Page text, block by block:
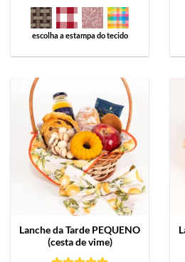
escolha a estampa do tecido
Lanche da Tarde PEQUENO
(cesta de vime)